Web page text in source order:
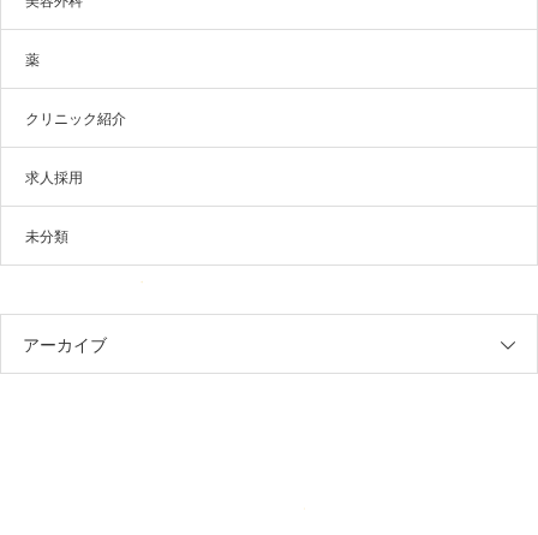
薬
クリニック紹介
求人採用
未分類
アーカイブ
レナトゥスクリニック